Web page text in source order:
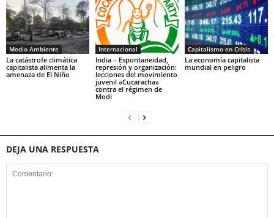
Medio Ambiente
La catástrofe climática
capitalista alimenta la
amenaza de El Niño
Internacional
India – Espontaneidad,
represión y organización:
lecciones del movimiento
juvenil «Cucaracha»
contra el régimen de
Modi
Capitalismo en Crisis
La economía capitalista
mundial en peligro
DEJA UNA RESPUESTA